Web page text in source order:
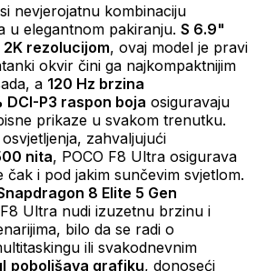
nevjerojatnu kombinaciju
u elegantnom pakiranju. S 6.9"
2K rezolucijom, ovaj model je pravi
okvir čini ga najkompaktnijim
a 120 Hz brzina
DCI-P3 raspon boja osiguravaju
prikaze u svakom trenutku.
zahvaljujući
nita, POCO F8 Ultra osigurava
čak i pod jakim sunčevim svjetlom.
8 Elite 5 Gen
F8 Ultra nudi izuzetnu brzinu i
bilo da se radi o
ili svakodnevnim
poboljšava grafiku, donoseći